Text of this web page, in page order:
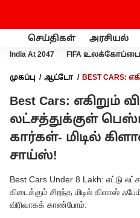
செய்திகள் அரசியல்
India At 2047 FIFA உலக்கோப்பை
முகப்பு ஆட்டோ
BEST CARS:
சாய்ஸ்!
Best Cars: எகிறும்
லட்சத்துக்குள்
கார்கள்- மிடில்
சாய்ஸ்!
Best Cars Under 8 Lakh: எட்டு
கிடைக்கும் சிறந்த மிடில் கிளாஸ்
விரிவாகக் காண்போம்.